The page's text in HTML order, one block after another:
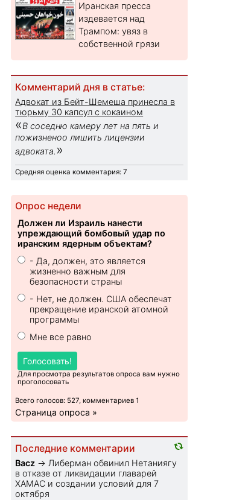
Иранская пресса
издевается над
Трампом: увяз в
собственной грязи
Комментарий дня в статье:
Адвокат из Бейт-Шемеша принесла в
тюрьму 30 капсул с кокаином
«В соседню камеру лет на пять и
пожизненоо лишить лицензии
адвоката. »
Средняя оценка комментария: 7
Опрос недели
Должен ли Израиль нанести
упреждающий бомбовый удар по
иранским ядерным объектам?
- Да, должен, это является
жизненно важным для
безопасности страны
- Нет, не должен. США обеспечат
прекращение иранской атомной
программы
Мне все равно
Голосовать!
Для просмотра результатов опроса вам нужно
проголосовать
Всего голосов: 527, комментариев 1
Страница опроса »
Последние комментарии
Bacz → Либерман обвинил Нетаниягу
в отказе от ликвидации главарей
ХАМАС и создании условий для 7
октября